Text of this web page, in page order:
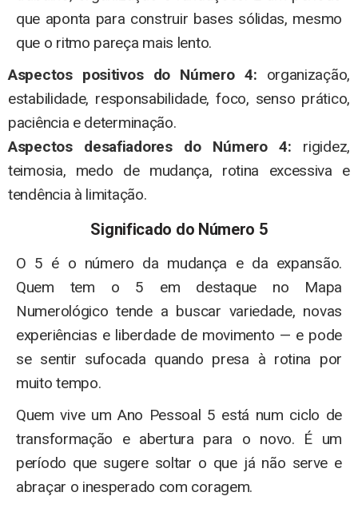
que aponta para construir bases sólidas, mesmo
que o ritmo pareça mais lento.
Aspectos positivos do Número 4: organização,
estabilidade, responsabilidade, foco, senso prático,
paciência e determinação.
Aspectos desafiadores do Número 4: rigidez,
teimosia, medo de mudança, rotina excessiva e
tendência à limitação.
Significado do Número 5
O 5 é o número da mudança e da expansão.
Quem tem o 5 em destaque no Mapa
Numerológico tende a buscar variedade, novas
experiências e liberdade de movimento — e pode
se sentir sufocada quando presa à rotina por
muito tempo.
Quem vive um Ano Pessoal 5 está num ciclo de
transformação e abertura para o novo. É um
período que sugere soltar o que já não serve e
abraçar o inesperado com coragem.